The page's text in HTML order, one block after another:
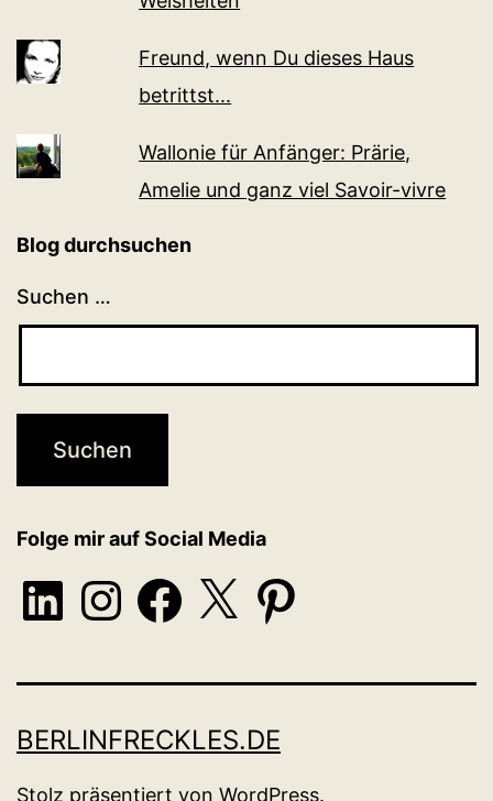
Freund, wenn Du dieses Haus
betrittst...
Wallonie für Anfänger: Prärie,
Amelie und ganz viel Sa­voir-vi­v­re
Blog durchsuchen
Suchen …
Folge mir auf Social Media
LinkedInInstagramFacebook
X Pinterest
BERLINFRECKLES.DE
Stolz präsentiert von WordPress.